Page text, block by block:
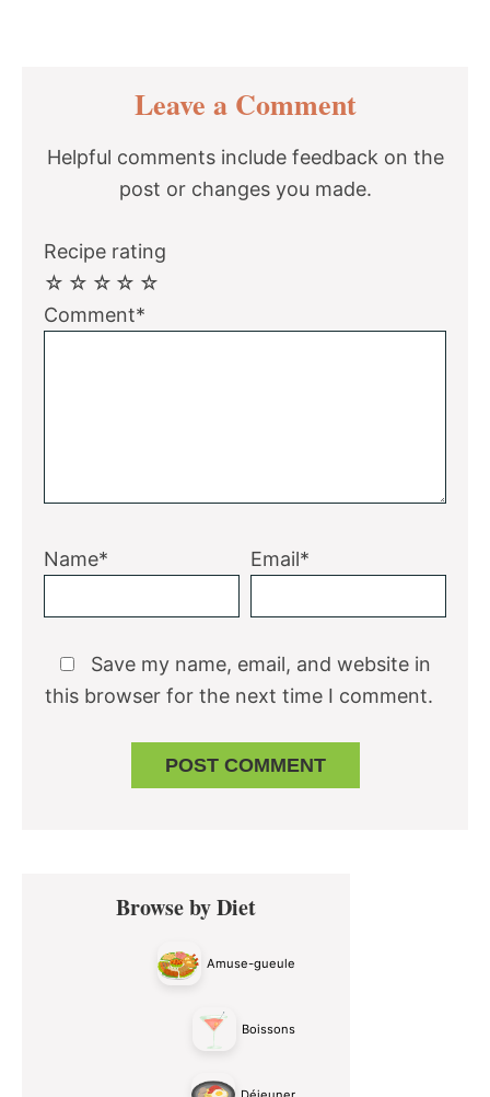
InteractionsLeave a Comment
Helpful comments include feedback on the
post or changes you made.
Recipe rating
☆
☆
☆
☆
☆
Comment*
Name* Email*
Save my name, email, and website in
this browser for the next time I comment.
Primary
SidebarBrowse by Diet
Amuse-gueule
Boissons